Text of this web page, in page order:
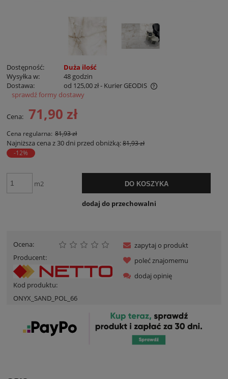
Dostępność:
Duża ilość
Wysyłka w:
48 godzin
Dostawa:
od 125,00 zł- Kurier GEODIS
Cena nie zawiera ewentualnych kosztów płatności
sprawdź formy dostawy
Cena: 71,90 zł
Cena regularna: 81,93 zł
Najniższa cena z 30 dni przed obniżką:81,93 zł
-12%
m2 DO KOSZYKA
dodaj do przechowalni
Ocena:
Producent:
Kod produktu:
ONYX_SAND_POL_66
zapytaj o produkt
poleć znajomemu
dodaj opinię